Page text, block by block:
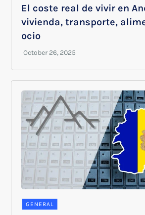
El coste real de vivir en
vivienda, transporte,
ocio
GENERAL